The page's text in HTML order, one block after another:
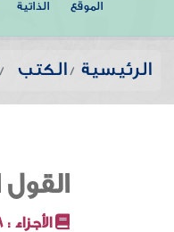
الموقع
الذاتية
الرئيسية الكتب
الأجزاء :